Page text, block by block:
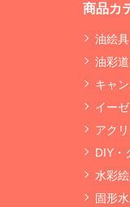
商品カ
油絵具
油彩
キャ
イー
アク
DIY・
水彩
固形